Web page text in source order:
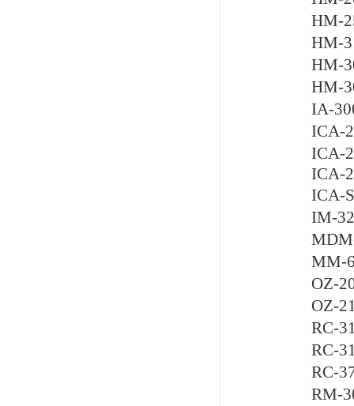
HM-
HM-
HM-
HM-
IA-
ICA-
ICA-
ICA-
ICA-
IM-
MM-
OZ-
OZ-
RC-
RC-
RC-
RM-